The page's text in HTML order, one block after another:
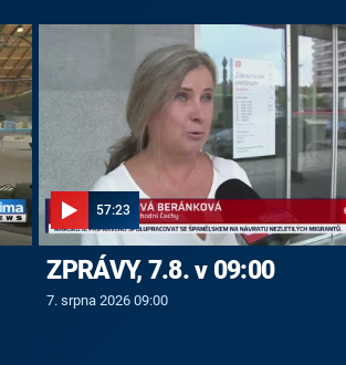
57:23
ZPRÁVY, 7.8. v 09:00
7. srpna 2026 09:00